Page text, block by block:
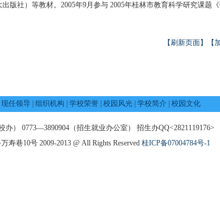
版社）等教材。2005年9月参与 2005年桂林市教育科学研究课题
【刷新页面】
【
现任领导 组织机构 学校荣誉 校园风光 学校简介 校园文化
办） 0773—3890904（招生就业办公室） 招生办
寿巷10号 2009-2013 @ All Rights Reserved 桂ICP备07004784号-1